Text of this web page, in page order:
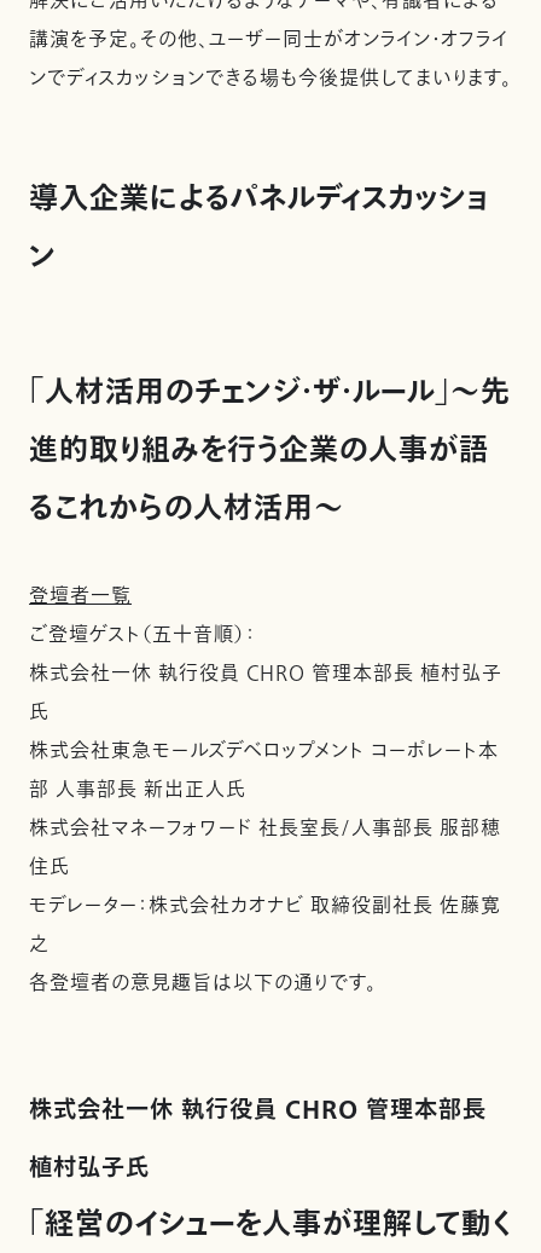
講演を予定。その他、ユーザー同士がオンライン・オフライ
ンでディスカッションできる場も今後提供してまいります。
導入企業によるパネルディスカッショ
ン
「人材活用のチェンジ・ザ・ルール」～先
進的取り組みを行う企業の人事が語
るこれからの人材活用～
登壇者一覧
ご登壇ゲスト（五十音順）：
株式会社一休 執行役員 CHRO 管理本部長 植村弘子
氏
株式会社東急モールズデベロップメント コーポレート本
部 人事部長 新出正人氏
株式会社マネーフォワード 社長室長/人事部長 服部穂
住氏
モデレーター：株式会社カオナビ 取締役副社長 佐藤寛
之
各登壇者の意見趣旨は以下の通りです。
株式会社一休 執行役員 CHRO 管理本部長
植村弘子氏
「経営のイシューを人事が理解して動く